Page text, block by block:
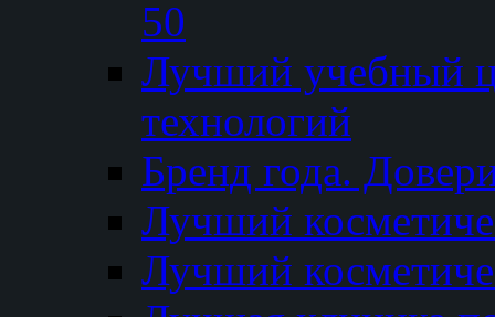
50
Лучший
технологий
Бренд года.
Лучший
Лучший